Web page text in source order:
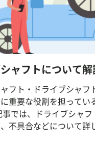
ャフトについて解
フト・ドライブシャフ
重要な役割を担ってい
では、ドライブシャ
不具合などについて詳